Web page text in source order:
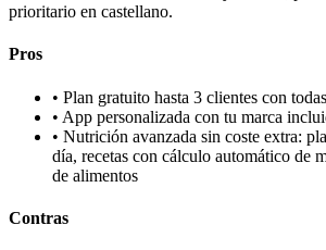
prioritario en castellano.
Pros
• Plan gratuito hasta 3 clientes con
• App personalizada con tu marca
• Nutrición avanzada sin coste extra:
día, recetas con cálculo automático de
de alimentos
Contras